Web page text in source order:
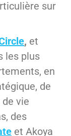
sur
, et
les plus
en
de
vie
des
et Akoya